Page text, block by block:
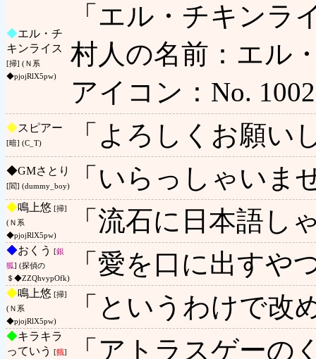
◆エル・チ
キンライス
[掃] (Ｎ系
◆pjojRlX5pw)
「エル・チキンラ
村人の名前：エル
アイコン：No.
◆スピアー
[暗] (C_T) 「よろしくお願い
◆GMさとり
[閻] (dummy_boy) 「いらっしゃいま
◆鳴上悠 [掃]
(Ｎ系
◆pjojRlX5pw)
「流石に日本語し
◆おくう [銀
狐] (探偵の
＄◆ZZQhvypOfk)
「愛を口に出す
◆鳴上悠 [掃]
(Ｎ系
◆pjojRlX5pw)
「というわけで改
◆キラキラ
っていう
[餓] 「アトラスゲー